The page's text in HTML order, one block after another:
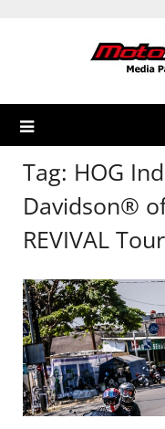
Tag: HOG
Davidson®
REVIVAL